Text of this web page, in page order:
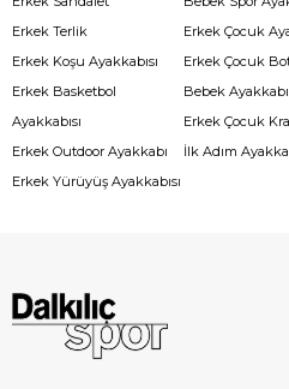
Erkek Terlik
Erkek Koşu Ayakkabısı
Erkek Basketbol
Ayakkabısı
Erkek Outdoor Ayakkabı
Erkek Yürüyüş Ayakkabısı
Erkek Çocuk
Erkek Çocuk
Bebek
Erkek Çocuk
İlk Adım